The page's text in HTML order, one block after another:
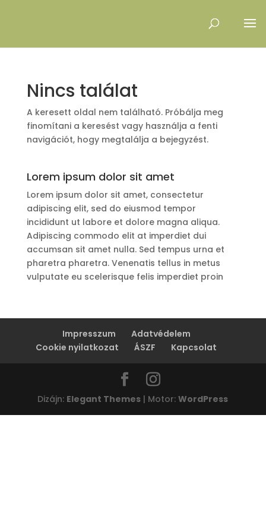
Nincs találat
A keresett oldal nem található. Próbálja meg
finomítani a keresést vagy használja a fenti
navigációt, hogy megtalálja a bejegyzést.
Lorem ipsum dolor sit amet
Lorem ipsum dolor sit amet, consectetur
adipiscing elit, sed do eiusmod tempor
incididunt ut labore et dolore magna aliqua.
Adipiscing commodo elit at imperdiet dui
accumsan sit amet nulla. Sed tempus urna et
pharetra pharetra. Venenatis tellus in metus
vulputate eu scelerisque felis imperdiet proin
Impresszum
Adatvédelem
Cookie nyilatkozat
ÁSZF Kapcsolat
Dizájn: Elegant Themes | Motor:WordPress